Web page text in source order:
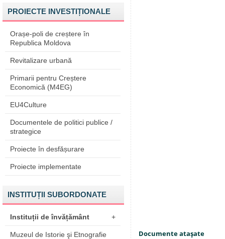
PROIECTE INVESTIȚIONALE
Orașe-poli de creștere în
Republica Moldova
Revitalizare urbană
Primarii pentru Creștere
Economică (M4EG)
EU4Culture
Documentele de politici publice /
strategice
Proiecte în desfășurare
Proiecte implementate
INSTITUȚII SUBORDONATE
Instituții de învățământ +
Muzeul de Istorie şi Etnografie
Documente ataşate